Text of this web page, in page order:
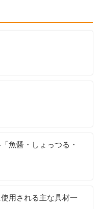
魚醤・しょっつる・
用される主な具材一